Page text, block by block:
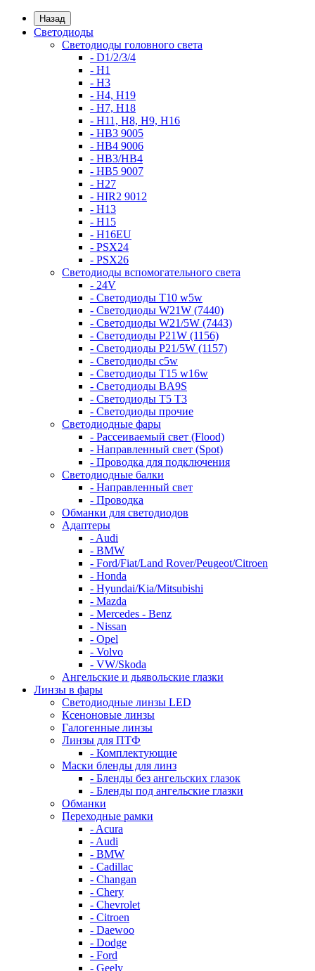
Назад
Светодиоды
Светодиоды головного света
- D1/2/3/4
- H1
- H3
- H4, H19
- H7, H18
- H11, H8, H9, H16
- HB3 9005
- HB4 9006
- HB3/HB4
- HB5 9007
- H27
- HIR2 9012
- H13
- H15
- H16EU
- PSX24
- PSX26
Светодиоды вспомогательного света
- 24V
- Светодиоды T10 w5w
- Светодиоды W21W (7440)
- Светодиоды W21/5W (7443)
- Светодиоды P21W (1156)
- Светодиоды P21/5W (1157)
- Светодиоды c5w
- Светодиоды T15 w16w
- Светодиоды BA9S
- Светодиоды T5 T3
- Светодиоды прочие
Светодиодные фары
- Рассеиваемый свет (Flood)
- Направленный свет (Spot)
- Проводка для подключения
Светодиодные балки
- Направленный свет
- Проводка
Обманки для светодиодов
Адаптеры
- Audi
- BMW
- Ford/Fiat/Land Rover/Peugeot/Citroen
- Honda
- Hyundai/Kia/Mitsubishi
- Mazda
- Mercedes - Benz
- Nissan
- Opel
- Volvo
- VW/Skoda
Ангельские и дьявольские глазки
Линзы в фары
Светодиодные линзы LED
Ксеноновые линзы
Галогенные линзы
Линзы для ПТФ
- Комплектующие
Маски бленды для линз
- Бленды без ангельских глазок
- Бленды под ангельские глазки
Обманки
Переходные рамки
- Acura
- Audi
- BMW
- Cadillac
- Changan
- Chery
- Chevrolet
- Citroen
- Daewoo
- Dodge
- Ford
- Geely